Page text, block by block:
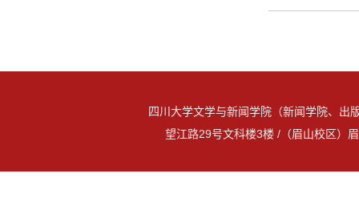
四川大学文学与新闻学院（新闻学院、
望江路29号文科楼3楼 /（眉山校区